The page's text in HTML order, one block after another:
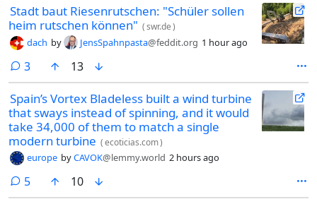
Stadt baut Riesenrutschen: "Schüler sollen
heim rutschen können" (swr.de)
dach by JensSpahnpasta@feddit.org 1 hour ago
3comments
13
Spain’s Vortex Bladeless built a wind turbine
that sways instead of spinning, and it would
take 34,000 of them to match a single
modern turbine (ecoticias.com)
europe byCAVOK@lemmy.world 2 hours ago
5comments
10